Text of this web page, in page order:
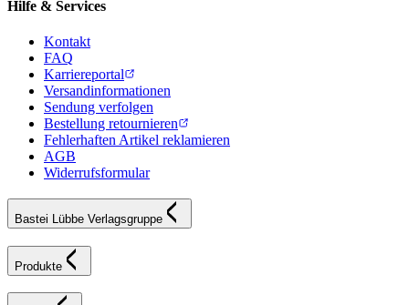
Hilfe & Services
Kontakt
FAQ
Karriereportal
Versandinformationen
Sendung verfolgen
Bestellung retournieren
Fehlerhaften Artikel reklamieren
AGB
Widerrufsformular
Bastei Lübbe Verlagsgruppe
Produkte